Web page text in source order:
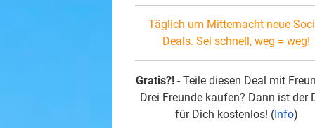
Täglich um Mitternacht neue
Deals. Sei schnell, weg = weg!
Gratis?!- Teile diesen Deal mit
Drei Freunde kaufen? Dann ist der
für Dich kostenlos! (Info)